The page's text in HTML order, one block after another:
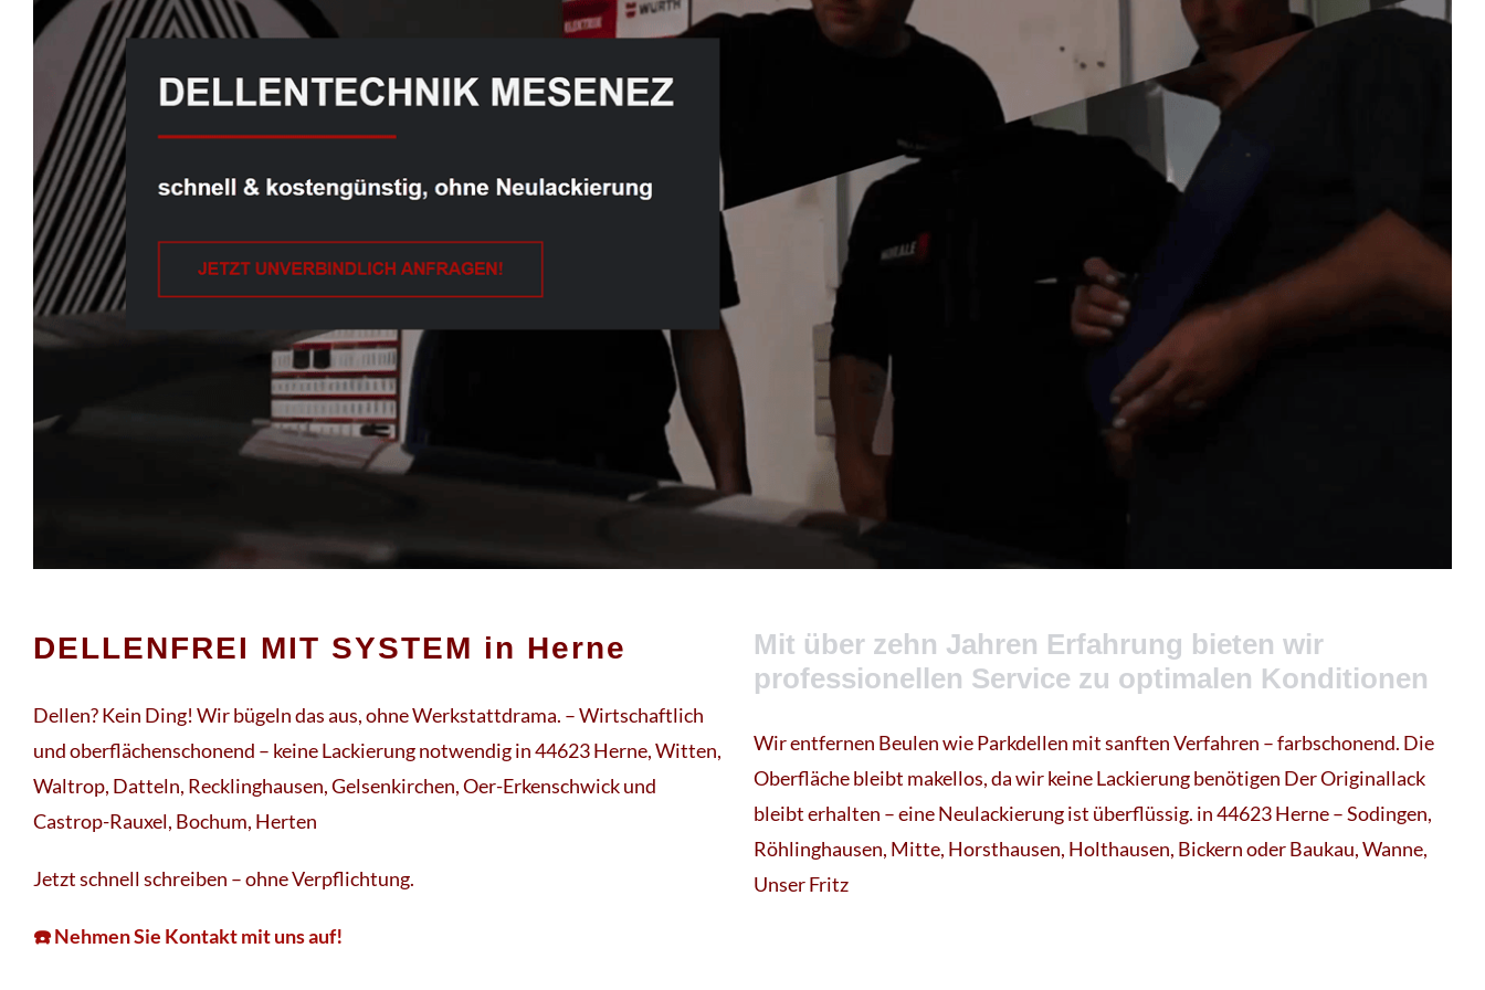
DELLENFREI MIT SYSTEM in Herne
Dellen? Kein Ding! Wir bügeln das aus, ohne Werkstattdrama. – Wirtschaftlich
und oberflächenschonend – keine Lackierung notwendig in 44623 Herne, Witten,
Waltrop, Datteln, Recklinghausen, Gelsenkirchen, Oer-Erkenschwick und
Castrop-Rauxel, Bochum, Herten
Jetzt schnell schreiben – ohne Verpflichtung.
☎️ Nehmen Sie Kontakt mit uns auf!
Mit über zehn Jahren Erfahrung bieten wir
professionellen Service zu optimalen Konditionen
Wir entfernen Beulen wie Parkdellen mit sanften Verfahren – farbschonend. Die
Oberfläche bleibt makellos, da wir keine Lackierung benötigen Der Originallack
bleibt erhalten – eine Neulackierung ist überflüssig. in 44623 Herne – Sodingen,
Röhlinghausen, Mitte, Horsthausen, Holthausen, Bickern oder Baukau, Wanne,
Unser Fritz